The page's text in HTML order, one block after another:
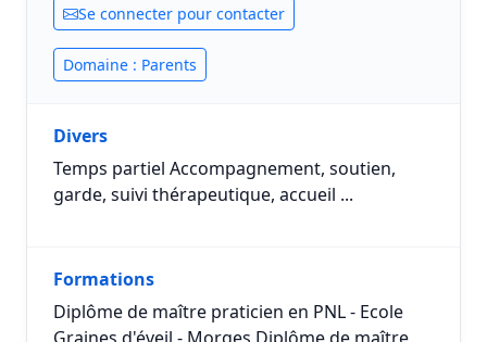
Se connecter pour contacter
Domaine : Parents
Divers
Temps partiel Accompagnement, soutien,
garde, suivi thérapeutique, accueil ...
Formations
Diplôme de maître praticien en PNL - Ecole